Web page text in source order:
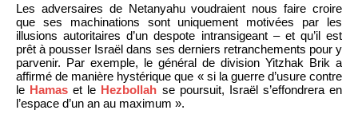
Les adversaires de Netanyahu voudraient nous faire croire
que ses machinations sont uniquement motivées par les
illusions autoritaires d’un despote intransigeant – et qu’il est
prêt à pousser Israël dans ses derniers retranchements pour y
parvenir. Par exemple, le général de division Yitzhak Brik a
affirmé de manière hystérique que « si la guerre d’usure contre
le Hamas et le Hezbollah se poursuit, Israël s’effondrera en
l’espace d’un an au maximum ».